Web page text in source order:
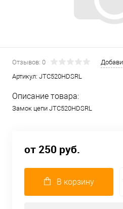
Отзывов: 0
Артикул: JTC520HDSRL
Описание товара:
Замок цепи JTC520HDSRL
от 250 руб.
В корзину